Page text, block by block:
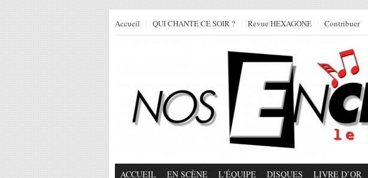
Accueil QUI CHANTE CE SOIR ? Revue HEXAGONE Contribuer
ACCUEIL EN SCÈNE L'ÉQUIPE DISQUES LIVRE D’OR